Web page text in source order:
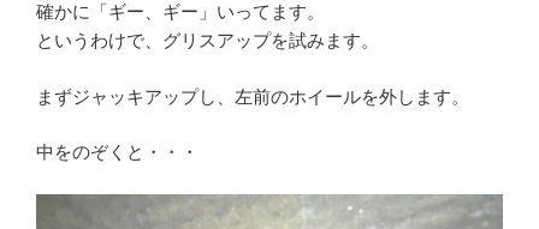
確かに「ギー、ギー」いってます。
というわけで、グリスアップを試みます。
まずジャッキアップし、左前のホイールを外します。
中をのぞくと・・・